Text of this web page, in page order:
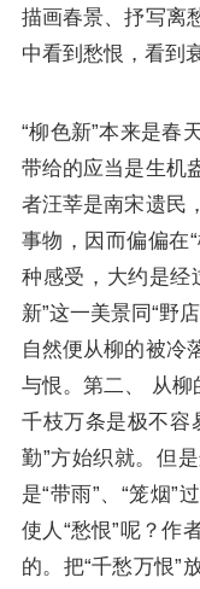
描画春景、抒写离
中看到愁恨，看到
“柳色新”本来是春
带给的应当是生机
者汪莘是南宋遗民
事物，因而偏偏在
种感受，大约是经
新”这一美景同“野
自然便从柳的被冷
与恨。第二、 从柳
千枝万条是极不容
勤”方始织就。但
是“带雨”、“笼烟”
使人“愁恨”呢？作
的。把“千愁万恨”